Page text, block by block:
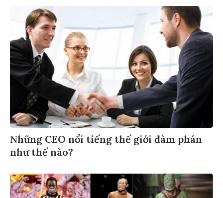
Những CEO nổi tiếng thế giới đàm phán
như thế nào?